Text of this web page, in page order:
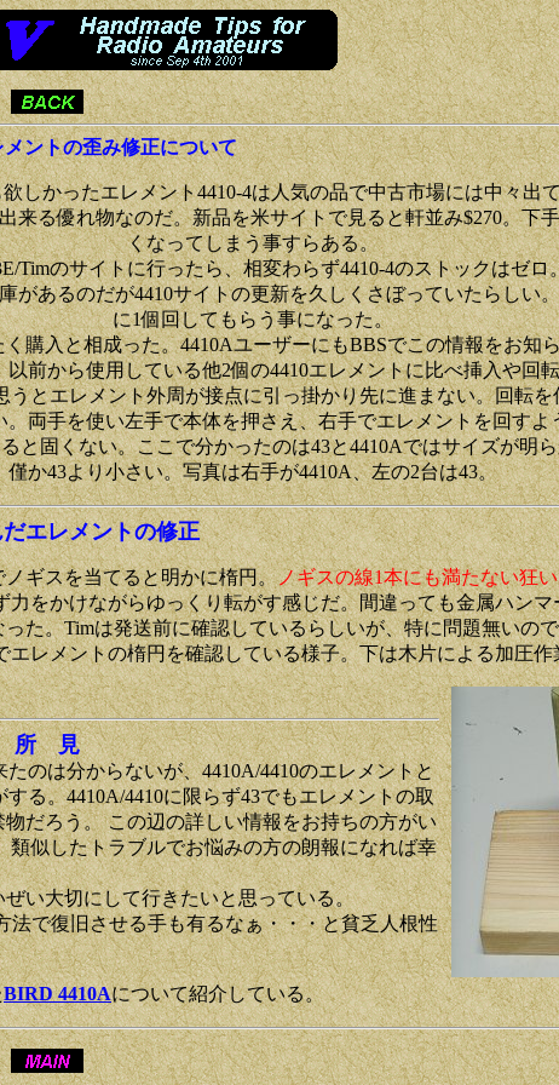
メントの歪み修正について
しかったエレメント4410-4は人気の品で中古市場には中々出
来る優れ物なのだ。新品を米サイトで見ると軒並み$270。下
くなってしまう事すらある。
Timのサイトに行ったら、相変わらず4410-4のストックはゼ
があるのだが4410サイトの更新を久しくさぼっていたらしい
に1個回してもらう事になった。
購入と相成った。4410AユーザーにもBBSでこの情報をお知
前から使用している他2個の4410エレメントに比べ挿入や回
とエレメント外周が接点に引っ掛かり先に進まない。回転
両手を使い左手で本体を押さえ、右手でエレメントを回す
と固くない。ここで分かったのは43と4410Aではサイズが明
僅か43より小さい。写真は右手が4410A、左の2台は43。
エレメントの修正
ギスを当てると明かに楕円。ノギスの線1本にも満たない狂い
をかけながらゆっくり転がす感じだ。間違っても金属ハン
た。Timは発送前に確認しているらしいが、特に問題無いの
エレメントの楕円を確認している様子。下は木片による加圧作
所 見
のは分からないが、4410A/4410のエレメントと
る。4410A/4410に限らず43でもエレメントの取
だろう。 この辺の詳しい情報をお持ちの方がい
似したトラブルでお悩みの方の朗報になれば幸
い大切にして行きたいと思っている。
で復旧させる手も有るなぁ・・・と貧乏人根性
BIRD 4410Aについて紹介している。